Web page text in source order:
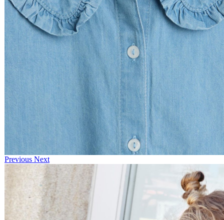
Previous Next